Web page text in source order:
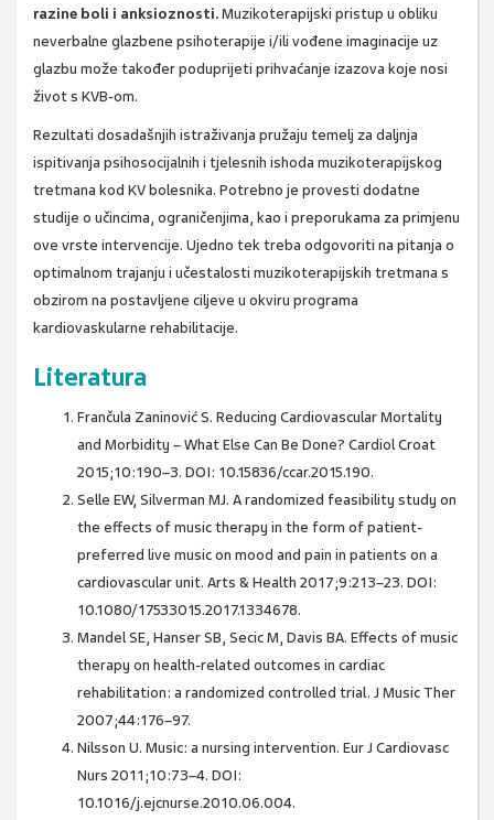
razine boli i anksioznosti.Muzikoterapijski pristup u obliku
neverbalne glazbene psihoterapije i/ili vođene imaginacije uz
glazbu može također poduprijeti prihvaćanje izazova koje nosi
život s KVB-om.
Rezultati dosadašnjih istraživanja pružaju temelj za daljnja
ispitivanja psihosocijalnih i tjelesnih ishoda muzikoterapijskog
tretmana kod KV bolesnika. Potrebno je provesti dodatne
studije o učincima, ograničenjima, kao i preporukama za primjenu
ove vrste intervencije. Ujedno tek treba odgovoriti na pitanja o
optimalnom trajanju i učestalosti muzikoterapijskih tretmana s
obzirom na postavljene ciljeve u okviru programa
kardiovaskularne rehabilitacije.
Literatura
Frančula Zaninović S. Reducing Cardiovascular Mortality
and Morbidity – What Else Can Be Done? Cardiol Croat
2015;10:190–3. DOI: 10.15836/ccar.2015.190.
Selle EW, Silverman MJ. A randomized feasibility study on
the effects of music therapy in the form of patient-
preferred live music on mood and pain in patients on a
cardiovascular unit. Arts & Health 2017;9:213–23. DOI:
10.1080/17533015.2017.1334678.
Mandel SE, Hanser SB, Secic M, Davis BA. Effects of music
therapy on health-related outcomes in cardiac
rehabilitation: a randomized controlled trial. J Music Ther
2007;44:176–97.
Nilsson U. Music: a nursing intervention. Eur J Cardiovasc
Nurs 2011;10:73–4. DOI:
10.1016/j.ejcnurse.2010.06.004.